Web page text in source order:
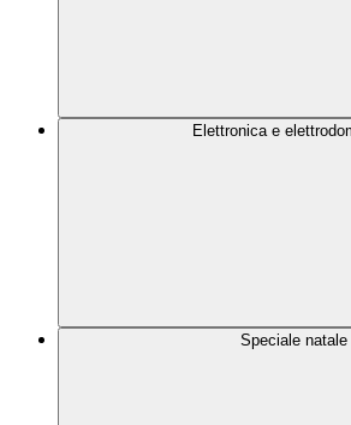
Elettronica e
Speciale natale